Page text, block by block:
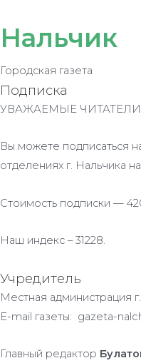
Нальчик
Городская газета
Подписка
УВАЖАЕМЫЕ
Вы можете подписаться
отделениях г. Нальчика
Стоимость подписки —
Наш индекс – 31228.
Учредитель
Местная администрация
E-mail газеты: gazeta-
Главный редактор